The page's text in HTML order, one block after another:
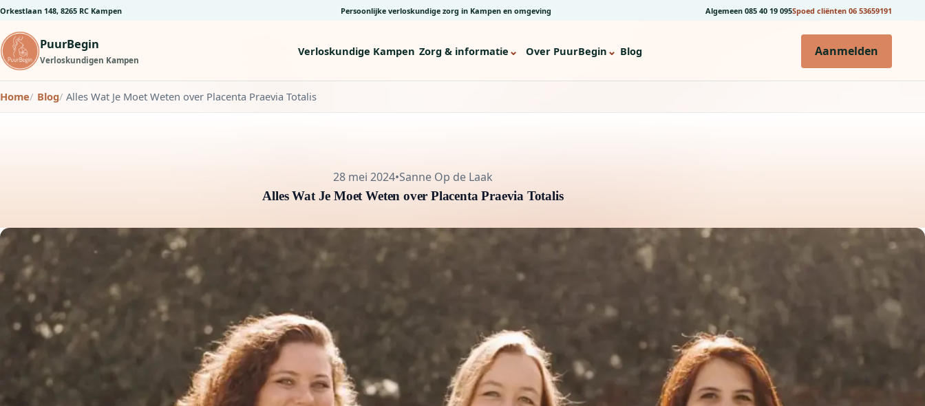
Orkestlaan 148, 8265 RC Kampen Persoonlijke verloskundige zorg in Kampen en omgeving Algemeen 085 40 19 095Spoed cliënten 06 53659191
PuurBegin
Verloskundigen Kampen
Verloskundige Kampen Zorg & informatie ⌄ Over PuurBegin ⌄ Blog Aanmelden
Home Blog Alles Wat Je Moet Weten over Placenta Praevia Totalis
28 mei 2024•Sanne Op de Laak
Alles Wat Je Moet Weten over Placenta Praevia Totalis